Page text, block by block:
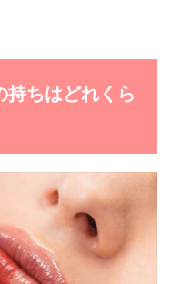
持ちはどれくら